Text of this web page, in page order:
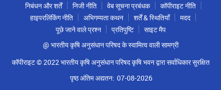
निबंधन और शर्तें निजी नीति वेब सूचना प्रबंधक
कॉपीराइट नीति
हाइपरलिंकिंग नीति
अभिगम्यता कथन शर्तें & स्थितियाँ
मदद
पूछे जाने वाले प्रश्न
प्रतिपुष्टि
साइट मैप
@ भारतीय कृषि अनुसंधान परिषद के स्वामित्व वाली सामग्री
कॉपीराइट © 2022 भारतीय कृषि अनुसंधान परिषद कृषि भवन द्वारा सर्वाधिकार सुरक्षित
पृष्ठ अंतिम अद्यतन: 07-08-2026